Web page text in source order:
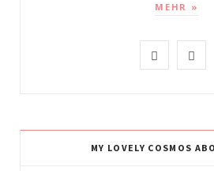
MEHR »
t
t
MY LOVELY COSMOS